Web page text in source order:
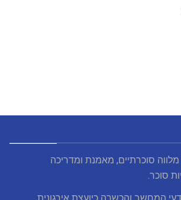
סוכרתיים, מאמנת ומדריכה
סוכר.